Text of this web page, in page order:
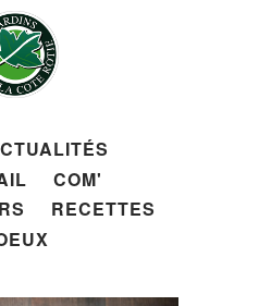
COM'
RECETTES